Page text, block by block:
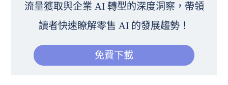
流量獲取與企業 AI 轉型的深度洞察，帶領
讀者快速瞭解零售 AI 的發展趨勢！
免費下載